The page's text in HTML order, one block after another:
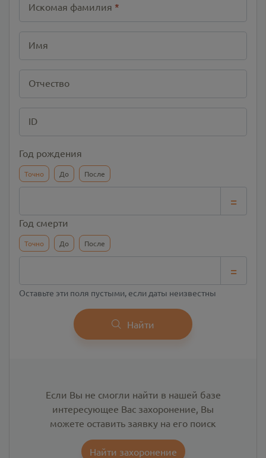
Искомая фамилия *
Имя
Отчество
ID
Год рождения
Точно До После
=
Год смерти
Точно До После
=
Оставьте эти поля пустыми, если даты неизвестны
Найти
Если Вы не смогли найти в нашей базе
интересующее Вас захоронение, Вы
можете оставить заявку на его поиск
Найти захоронение